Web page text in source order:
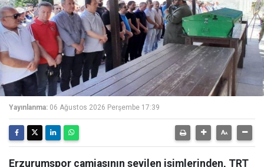
Yayınlanma: 06 Ağustos 2026 Perşembe 17:39
Erzurumspor camiasının sevilen isimlerinden, TRT